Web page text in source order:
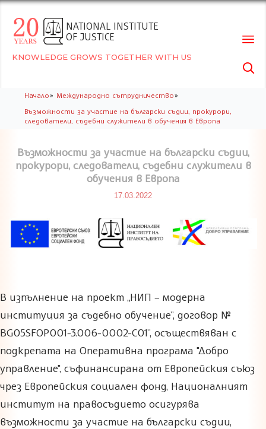
NATIONAL INSTITUTE
OF JUSTICE
KNOWLEDGE GROWS TOGETHER WITH US

Начало» Международно сътрудничество»
Възможности за участие на български съдии, прокурори,
следователи, съдебни служители в обучения в Европа
Възможности за участие на български съдии,
прокурори, следователи, съдебни служители в
обучения в Европа
17.03.2022
В изпълнение на проект „НИП – модерна
институция за съдебно обучение”, договор №
BG05SFOP001-3.006-0002-C01”, осъществяван с
подкрепата на Оперативна програма "Добро
управление", съфинансирана от Европейския съюз
чрез Европейския социален фонд, Националният
институт на правосъдието осигурява
възможности за участие на български съдии,